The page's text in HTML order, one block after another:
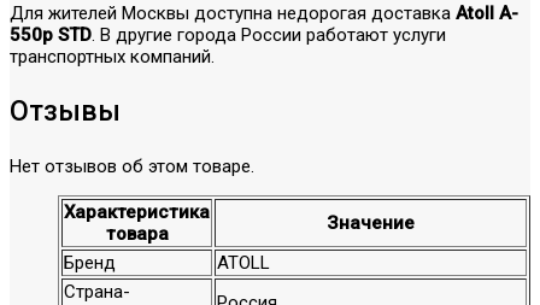
Для жителей Москвы доступна недорогая доставка Atoll A-
550p STD. В другие города России работают услуги
транспортных компаний.
Отзывы
Нет отзывов об этом товаре.
Характеристика
товара
Значение
Бренд
ATOLL
Страна-